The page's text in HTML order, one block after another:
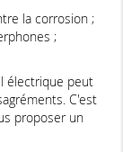
la corrosion ;
;
électrique peut
C'est
proposer un